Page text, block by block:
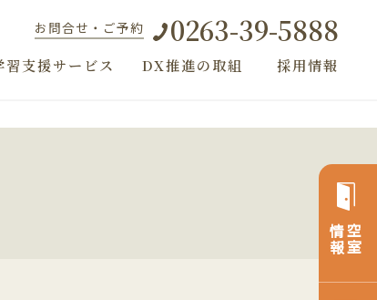
お問合せ・ご予約 0263-39-5888
習支援サービス DX推進の取組 採用情報
空室
情報